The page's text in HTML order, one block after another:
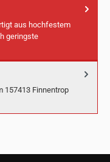
aus hochfestem
geringste
157413 Finnentrop